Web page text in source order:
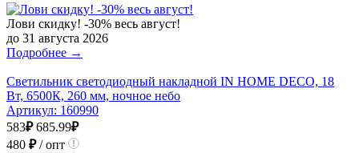
Лови скидку! -30% весь август!
до 31 августа 2026
Подробнее →
Светильник светодиодный накладной IN HOME DECO, 18
Вт, 6500К, 260 мм, ночное небо
Артикул: 160990
583₽ 685.99₽
480 ₽/ опт